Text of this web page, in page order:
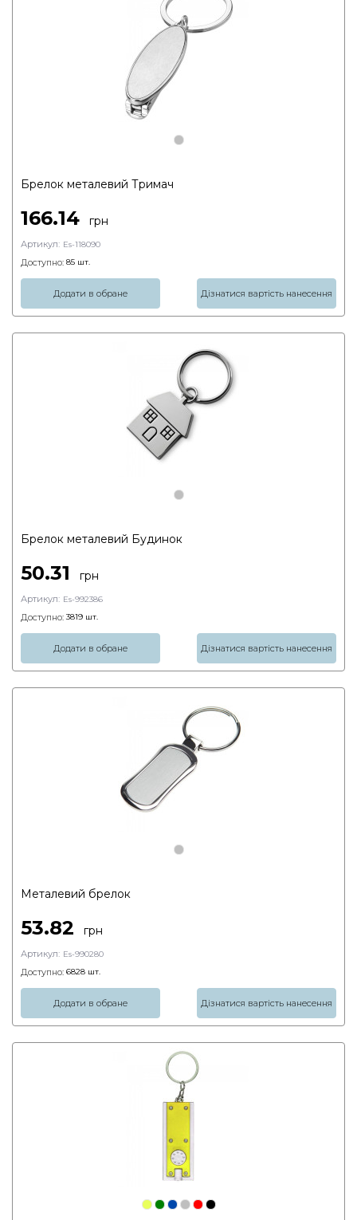
Брелок металевий Тримач
166.14 грн
Артикул: Es-118090
Доступно: 85 шт.
Додати в обране Дізнатися вартість нанесення
Брелок металевий Будинок
50.31 грн
Артикул: Es-992386
Доступно: 3819 шт.
Додати в обране Дізнатися вартість нанесення
Металевий брелок
53.82 грн
Артикул: Es-990280
Доступно: 6828 шт.
Додати в обране Дізнатися вартість нанесення